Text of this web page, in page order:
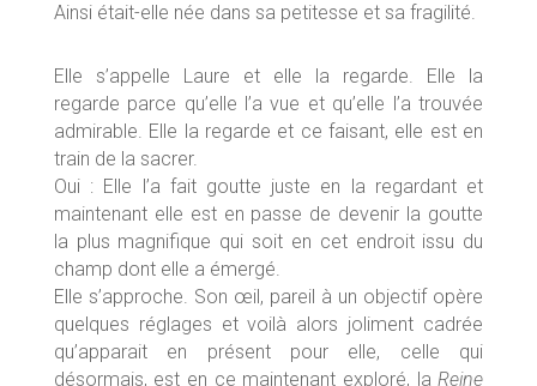
Ainsi était-elle née dans sa petitesse et sa fragilité.
Elle s’appelle Laure et elle la regarde. Elle la
regarde parce qu’elle l’a vue et qu’elle l’a trouvée
admirable. Elle la regarde et ce faisant, elle est en
train de la sacrer.
Oui : Elle l’a fait goutte juste en la regardant et
maintenant elle est en passe de devenir la goutte
la plus magnifique qui soit en cet endroit issu du
champ dont elle a émergé.
Elle s’approche. Son œil, pareil à un objectif opère
quelques réglages et voilà alors joliment cadrée
qu’apparait en présent pour elle, celle qui
désormais, est en ce maintenant exploré, laReine